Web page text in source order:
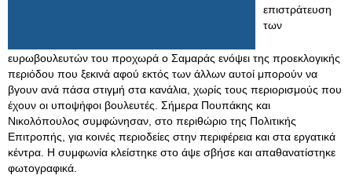
επιστράτευση
των
ευρωβουλευτών του προχωρά ο Σαμαράς ενόψει της προεκλογικής
περιόδου που ξεκινά αφού εκτός των άλλων αυτοί μπορούν να
βγουν ανά πάσα στιγμή στα κανάλια, χωρίς τους περιορισμούς που
έχουν οι υποψήφοι βουλευτές. Σήμερα Πουπάκης και
Νικολόπουλος συμφώνησαν, στο περιθώριο της Πολιτικής
Επιτροπής, για κοινές περιοδείες στην περιφέρεια και στα εργατικά
κέντρα. Η συμφωνία κλείστηκε στο άψε σβήσε και απαθανατίστηκε
φωτογραφικά.